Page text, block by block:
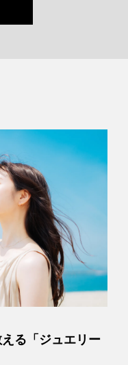
る「ジュエリー